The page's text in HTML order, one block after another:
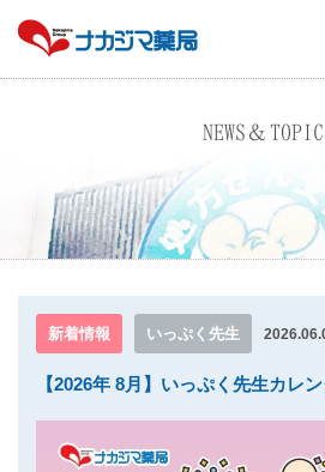
NEWS＆
新着情報 いっぷく先生
【2026年 8月】いっぷく先生カレ